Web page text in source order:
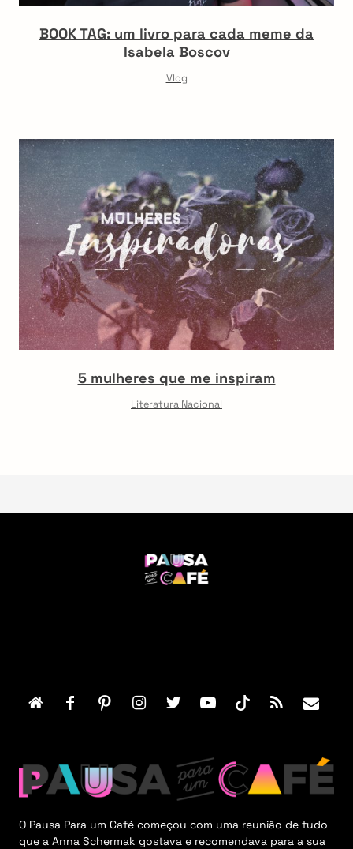
BOOK TAG: um livro para cada meme da
Isabela Boscov
Vlog
5 mulheres que me inspiram
Literatura Nacional
u
O Pausa Para um Café começou com uma reunião de tudo
que a Anna Schermak gostava e recomendava para a sua